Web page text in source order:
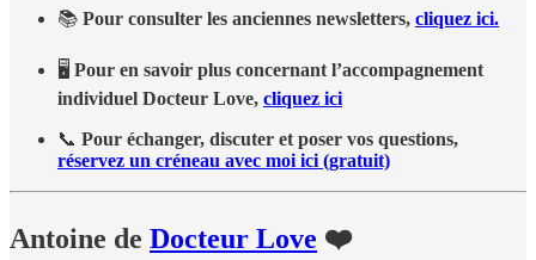
📚 Pour consulter les anciennes newsletters, cliquez ici.
🖥 Pour en savoir plus concernant l’accompagnement
individuel Docteur Love, cliquez ici
📞 Pour échanger, discuter et poser vos questions,
réservez un créneau avec moi ici (gratuit)
Antoine de Docteur Love ❤️